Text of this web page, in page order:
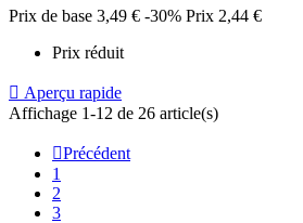
Prix de base 3,49 € -30% Prix 2,44 €
Prix réduit
 Aperçu rapide
Affichage 1-12 de 26 article(s)
Précédent
1
2
3